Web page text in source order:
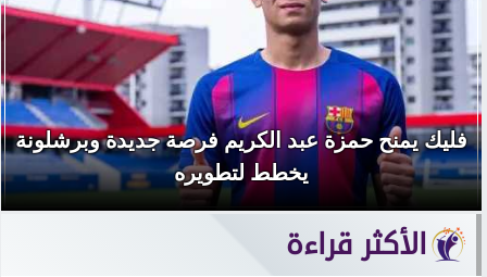
فليك يمنح حمزة عبد الكريم فرصة جديدة وبرشلونة
يخطط لتطويره
الأكثر قراءة